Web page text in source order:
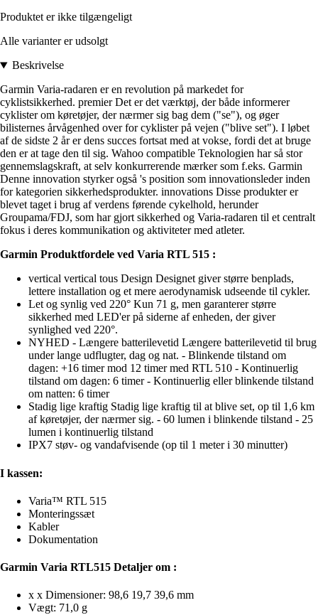
Produktet er ikke tilgængeligt
Alle varianter er udsolgt
Beskrivelse
Garmin Varia-radaren er en revolution på markedet for
cyklistsikkerhed. premier Det er det værktøj, der både informerer
cyklister om køretøjer, der nærmer sig bag dem ("se"), og øger
bilisternes årvågenhed over for cyklister på vejen ("blive set"). I løbet
af de sidste 2 år er dens succes fortsat med at vokse, fordi det at bruge
den er at tage den til sig. Wahoo compatible Teknologien har så stor
gennemslagskraft, at selv konkurrerende mærker som f.eks. Garmin
Denne innovation styrker også 's position som innovationsleder inden
for kategorien sikkerhedsprodukter. innovations Disse produkter er
blevet taget i brug af verdens førende cykelhold, herunder
Groupama/FDJ, som har gjort sikkerhed og Varia-radaren til et centralt
fokus i deres kommunikation og aktiviteter med atleter.
Garmin Produktfordele ved Varia RTL 515 :
vertical vertical tous Design Designet giver større benplads,
lettere installation og et mere aerodynamisk udseende til cykler.
Let og synlig ved 220° Kun 71 g, men garanterer større
sikkerhed med LED'er på siderne af enheden, der giver
synlighed ved 220°.
NYHED - Længere batterilevetid Længere batterilevetid til brug
under lange udflugter, dag og nat. - Blinkende tilstand om
dagen: +16 timer mod 12 timer med RTL 510 - Kontinuerlig
tilstand om dagen: 6 timer - Kontinuerlig eller blinkende tilstand
om natten: 6 timer
Stadig lige kraftig Stadig lige kraftig til at blive set, op til 1,6 km
af køretøjer, der nærmer sig. - 60 lumen i blinkende tilstand - 25
lumen i kontinuerlig tilstand
IPX7 støv- og vandafvisende (op til 1 meter i 30 minutter)
I kassen:
Varia™ RTL 515
Monteringssæt
Kabler
Dokumentation
Garmin Varia RTL515 Detaljer om :
x x Dimensioner: 98,6 19,7 39,6 mm
Vægt: 71,0 g